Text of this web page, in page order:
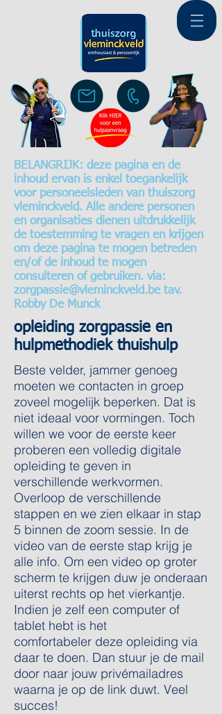
BELANGRIJK: deze pagina en de
inhoud ervan is enkel toegankelijk
voor personeelsleden van thuiszorg
vleminckveld. Alle andere personen
en organisaties dienen uitdrukkelijk
de toestemming te vragen en krijgen
om deze pagina te mogen betreden
en/of de inhoud te mogen
consulteren of gebruiken. via:
zorgpassie@vleminckveld.be tav.
Robby De Munck
opleiding zorgpassie en
hulpmethodiek thuishulp
Beste velder, jammer genoeg
moeten we contacten in groep
zoveel mogelijk beperken. Dat is
niet ideaal voor vormingen. Toch
willen we voor de eerste keer
proberen een volledig digitale
opleiding te geven in
verschillende werkvormen.
Overloop de verschillende
stappen en we zien elkaar in stap
5 binnen de zoom sessie. In de
video van de eerste stap krijg je
alle info. Om een video op groter
scherm te krijgen duw je onderaan
uiterst rechts op het vierkantje.
Indien je zelf een computer of
tablet hebt is het
comfortabeler deze opleiding via
daar te doen. Dan stuur je de mail
door naar jouw privémailadres
waarna je op de link duwt. Veel
succes!